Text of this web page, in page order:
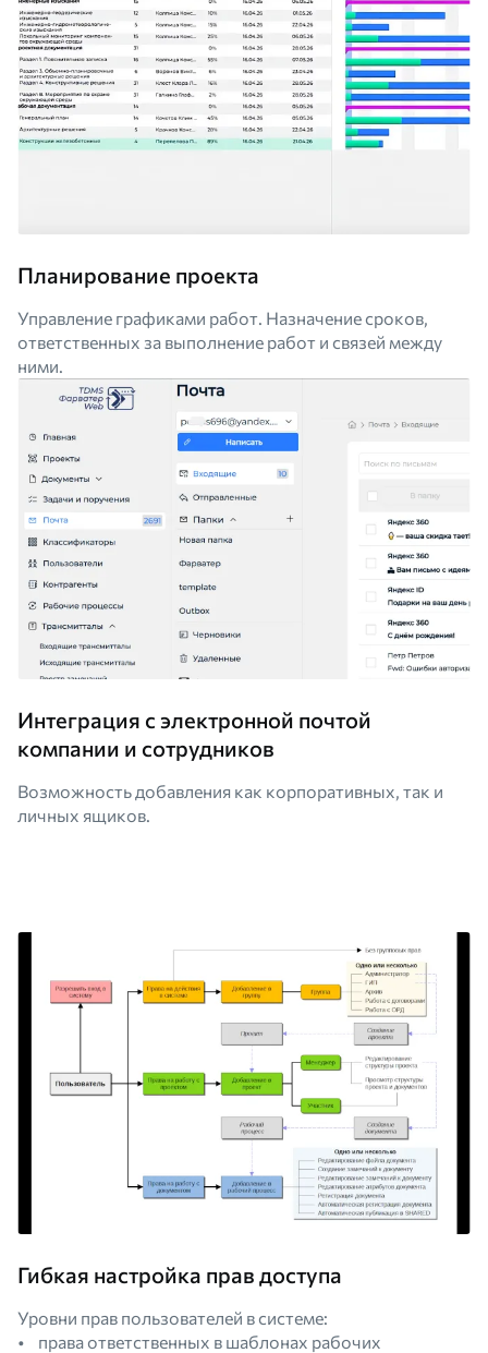
Планирование проекта
Управление графиками работ. Назначение сроков,
ответственных за выполнение работ и связей между
ними.
Интеграция с электронной почтой
компании и сотрудников
Возможность добавления как корпоративных, так и
личных ящиков.
Гибкая настройка прав доступа
Уровни прав пользователей в системе:
• права ответственных в шаблонах рабочих